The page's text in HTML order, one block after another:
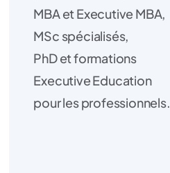
MBA et Executive MBA,
MSc spécialisés,
PhD et formations
Executive Education
pour les professionnels.